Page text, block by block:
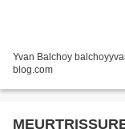
Yvan Balchoy
blog.com